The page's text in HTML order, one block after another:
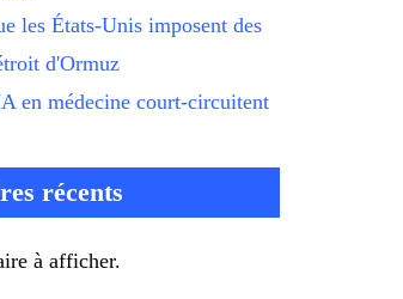
les États-Unis imposent des
d'Ormuz
en médecine court-circuitent
récents
à afficher.